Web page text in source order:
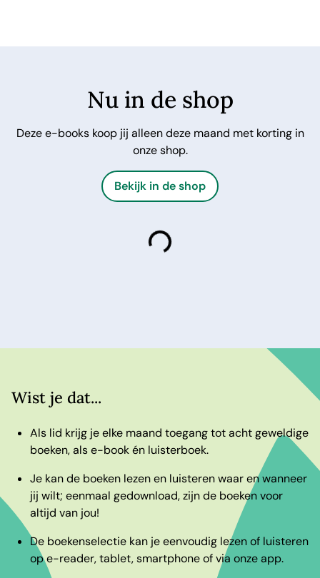
Nu in de shop
Deze e-books koop jij alleen deze maand met korting in
onze shop.
Bekijk in de shop
laden
Wist je dat...
Als lid krijg je elke maand toegang tot acht geweldige
boeken, als e-book én luisterboek.
Je kan de boeken lezen en luisteren waar en wanneer
jij wilt; eenmaal gedownload, zijn de boeken voor
altijd van jou!
De boekenselectie kan je eenvoudig lezen of luisteren
op e-reader, tablet, smartphone of via onze app.